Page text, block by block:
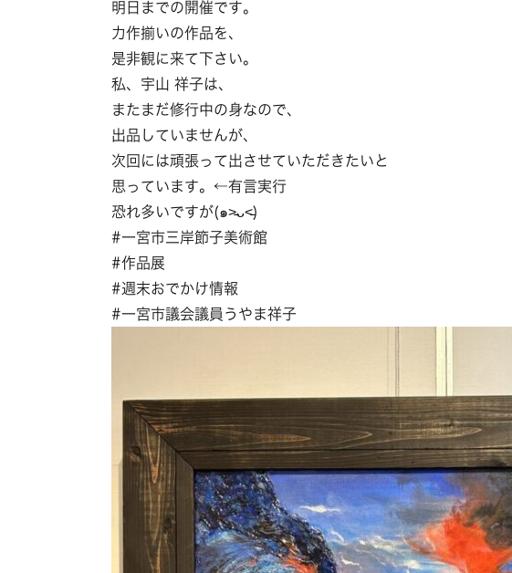
明日までの開催です。
力作揃いの作品を、
是非観に来て下さい。
私、宇山 祥子は、
またまだ修行中の身なので、
出品していませんが、
次回には頑張って出させていただきたいと
思っています。←有言実行
恐れ多いですが(๑˃̵ᴗ˂̵)
#一宮市三岸節子美術館
#作品展
#週末おでかけ情報
#一宮市議会議員うやま祥子